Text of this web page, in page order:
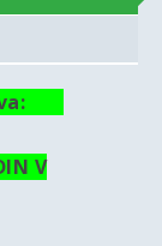
V